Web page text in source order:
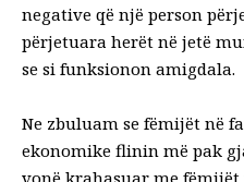
negative që një person
përjetuara herët në jetë
se si funksionon amigdala.
Ne zbuluam se fëmijët në
ekonomike flinin më pak